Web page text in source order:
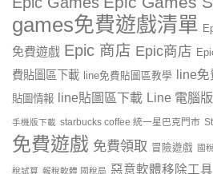
games免費遊戲清單
免費遊戲 Epic 商店 Epic商店
費貼圖區下載
line免費貼圖區教學 line
貼圖情報 line貼圖區下載 Line 電腦
手機版下載 starbucks coffee 統一星巴克門市
免費遊戲 免費領取 冒險遊戲 國
稅試算 報稅軟體 國稅局 惡意軟體移除工具